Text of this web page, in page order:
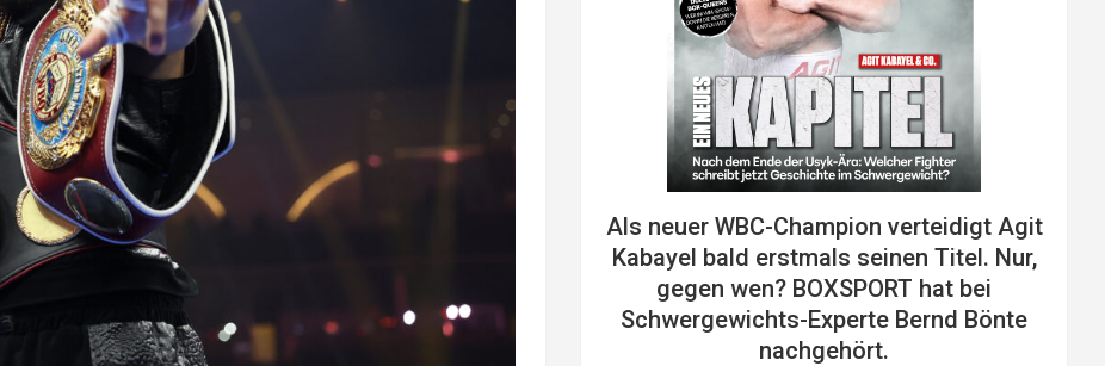
Als neuer WBC-Champion verteidigt Agit
Kabayel bald erstmals seinen Titel. Nur,
gegen wen? BOXSPORT hat bei
Schwergewichts-Experte Bernd Bönte
nachgehört.